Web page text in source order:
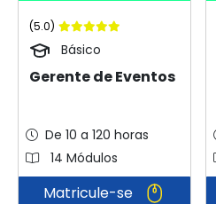
(5.0)
Básico
Gerente de Eventos
De 10 a 120 horas
14 Módulos
Matricule-se